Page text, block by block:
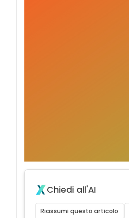
Chiedi all'AI
Riassumi questo articolo